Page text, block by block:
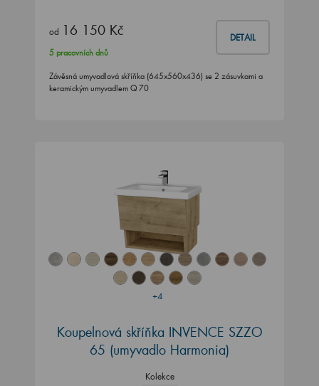
od 16 150 Kč DETAIL
5 pracovních dnů
Závěsná umyvadlová skříňka (645x560x436) se 2 zásuvkami a
keramickým umyvadlem Q 70
+4
Koupelnová skříňka INVENCE SZZO
65 (umyvadlo Harmonia)
Kolekce